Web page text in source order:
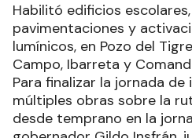
Habilitó edificios
pavimentaciones y
lumínicos, en Pozo del
Campo, Ibarreta y
Para finalizar la jornada de
múltiples obras sobre la
desde temprano en la